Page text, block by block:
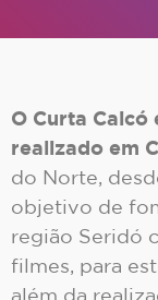
O Curta Caicó
realizado em
do Norte,
objetivo de
região Seridó
filmes, para
além da